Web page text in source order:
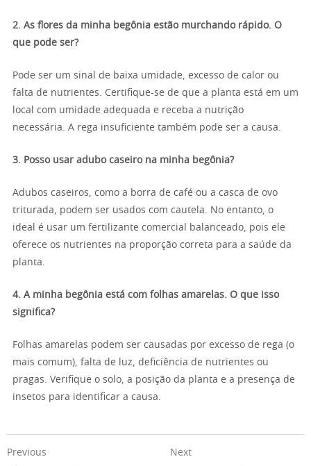
2. As flores da minha begônia estão murchando rápido. O
que pode ser?
Pode ser um sinal de baixa umidade, excesso de calor ou
falta de nutrientes. Certifique-se de que a planta está em um
local com umidade adequada e receba a nutrição
necessária. A rega insuficiente também pode ser a causa.
3. Posso usar adubo caseiro na minha begônia?
Adubos caseiros, como a borra de café ou a casca de ovo
triturada, podem ser usados com cautela. No entanto, o
ideal é usar um fertilizante comercial balanceado, pois ele
oferece os nutrientes na proporção correta para a saúde da
planta.
4. A minha begônia está com folhas amarelas. O que isso
significa?
Folhas amarelas podem ser causadas por excesso de rega (o
mais comum), falta de luz, deficiência de nutrientes ou
pragas. Verifique o solo, a posição da planta e a presença de
insetos para identificar a causa.
Previous Next